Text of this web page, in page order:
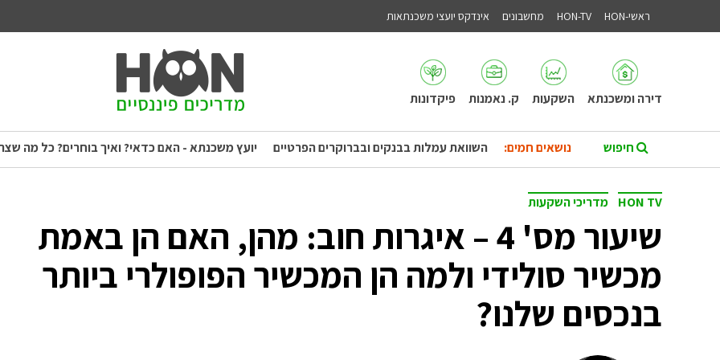
ראשי-HON HON-TV מחשבונים אינדקס יועצי משכנתאות
דירה ומשכנתא השקעות ק. נאמנות פיקדונות
נושאים חמים: השוואת עמלות בבנקים ובברוקרים הפרטיים יועץ משכנתא - האם כדאי? ואיך בוחרים? כל מה
HON TV מדריכי השקעות
שיעור מס' 4 – איגרות חוב: מהן, האם הן באמת
מכשיר סולידי ולמה הן המכשיר הפופולרי ביותר
בנכסים שלנו?